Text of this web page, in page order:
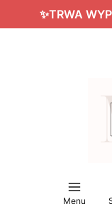
✨TRWA
Menu